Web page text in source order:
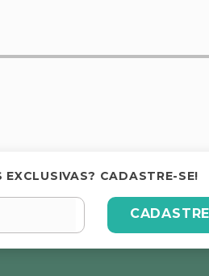
EXCLUSIVAS? CADASTRE-SE!